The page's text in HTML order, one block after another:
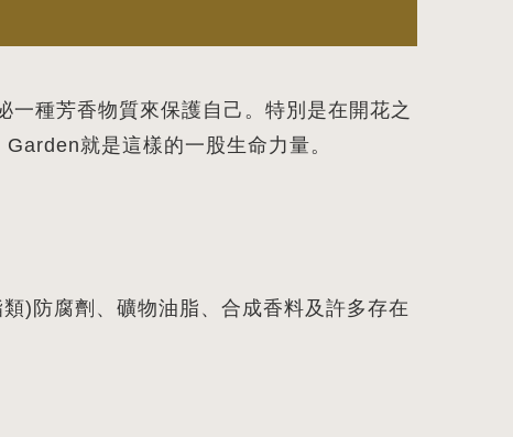
一種芳香物質來保護自己。特別是在開花之
就是這樣的一股生命力量。
)防腐劑、礦物油脂、合成香料及許多存在